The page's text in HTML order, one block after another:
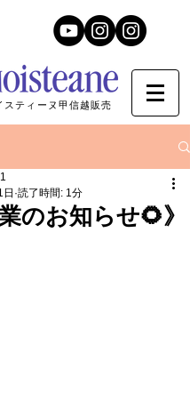
スティーヌ甲信越販売
のお知らせ🌻》
読了時間: 1分